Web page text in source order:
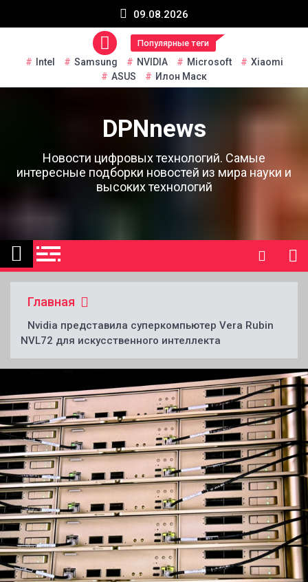
09.08.2026
Популярные теги
Intel Samsung NVIDIA Microsoft
Xiaomi
ASUS
Илон Маск
DPNnews
Новости цифровых технологий. Самые
интересные подборки новостей из мира науки и
высоких технологий
Главная
Nvidia представила суперкомпьютер Vera Rubin
NVL72 для искусственного интеллекта